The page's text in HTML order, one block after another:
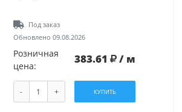
Под заказ
Обновлено 09.08.2026
Розничная
цена:
383.61 / м
- + КУПИТЬ